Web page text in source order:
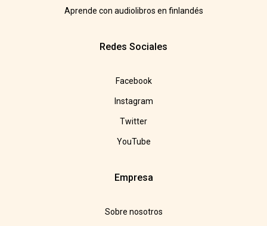
Aprende con audiolibros en finlandés
Redes Sociales
Facebook
Instagram
Twitter
YouTube
Empresa
Sobre nosotros